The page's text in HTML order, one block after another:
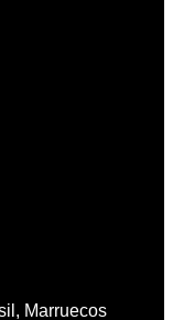
Marruecos